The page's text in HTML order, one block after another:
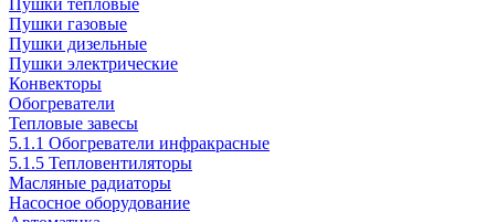
Пушки тепловые
Пушки газовые
Пушки дизельные
Пушки электрические
Конвекторы
Обогреватели
Тепловые завесы
5.1.1 Обогреватели инфракрасные
5.1.5 Тепловентиляторы
Масляные радиаторы
Насосное оборудование